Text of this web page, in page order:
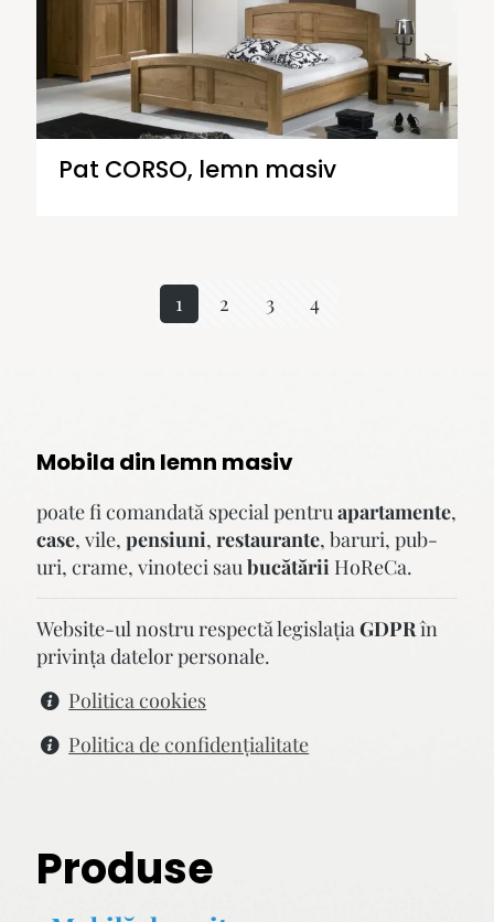
Pat CORSO, lemn masiv
1 2 3 4
Mobila din lemn masiv
poate fi comandată special pentruapartamente,
case, vile, pensiuni, restaurante, baruri, pub-
uri, crame, vinoteci saubucătării HoReCa.
Website-ul nostru respectă legislaţiaGDPRîn
privinţa datelor personale.
Politica cookies
Politica de confidenţialitate
Produse